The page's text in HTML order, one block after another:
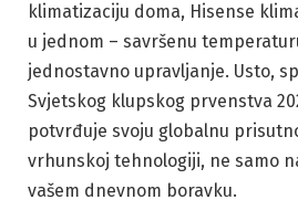
klimatizaciju doma, Hisense
u jednom – savršenu
jednostavno upravljanje. Usto,
Svjetskog klupskog prvenstva
potvrđuje svoju globalnu
vrhunskoj tehnologiji, ne samo
vašem dnevnom boravku.